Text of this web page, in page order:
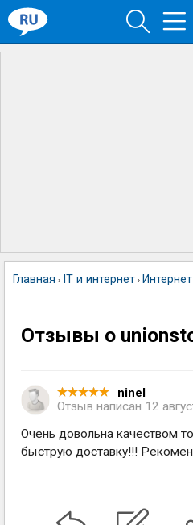
Главная › IT и интернет ›
Отзывы о
ninel
Отзыв написан 12
Очень довольна качеством
быструю доставку!!!